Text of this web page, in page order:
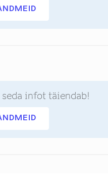
seda infot täiendab!